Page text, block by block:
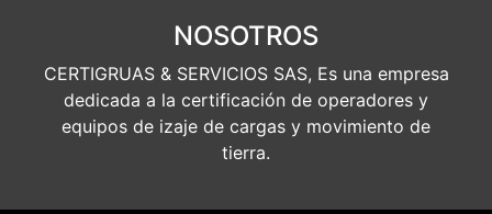
NOSOTROS
CERTIGRUAS & SERVICIOS SAS, Es una empresa
dedicada a la certificación de operadores y
equipos de izaje de cargas y movimiento de
tierra.